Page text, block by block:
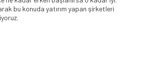
bu konuda yatırım yapan şirketleri